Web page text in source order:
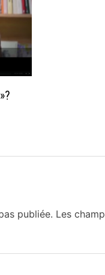
publiée. Les